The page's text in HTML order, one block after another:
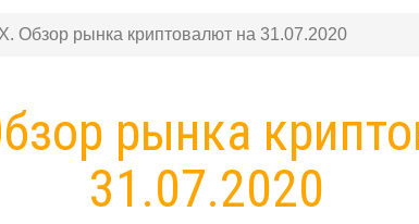
Обзор рынка криптовалют на 31.07.2020
рынка
31.07.2020